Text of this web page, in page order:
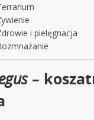
i pielęgnacja
–